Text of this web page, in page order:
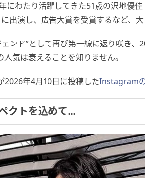
にわたり活躍してきた51歳の沢地優
出演し、広告大賞を受賞するなど、大
ンド”として再び第一線に返り咲き、
気は衰えることを知りません。
2026年4月10日に投稿したInstagram
クトを込めて…